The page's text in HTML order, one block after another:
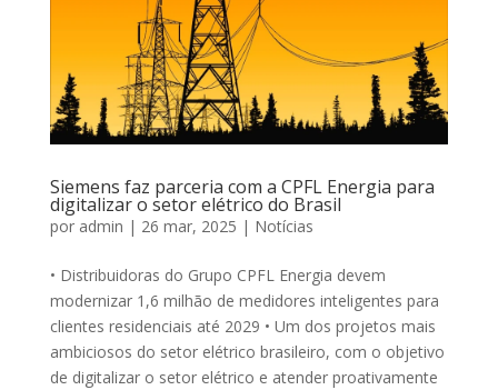
Siemens faz parceria com a CPFL Energia para
digitalizar o setor elétrico do Brasil
por admin | 26 mar, 2025 | Notícias
• Distribuidoras do Grupo CPFL Energia devem
modernizar 1,6 milhão de medidores inteligentes para
clientes residenciais até 2029 • Um dos projetos mais
ambiciosos do setor elétrico brasileiro, com o objetivo
de digitalizar o setor elétrico e atender proativamente